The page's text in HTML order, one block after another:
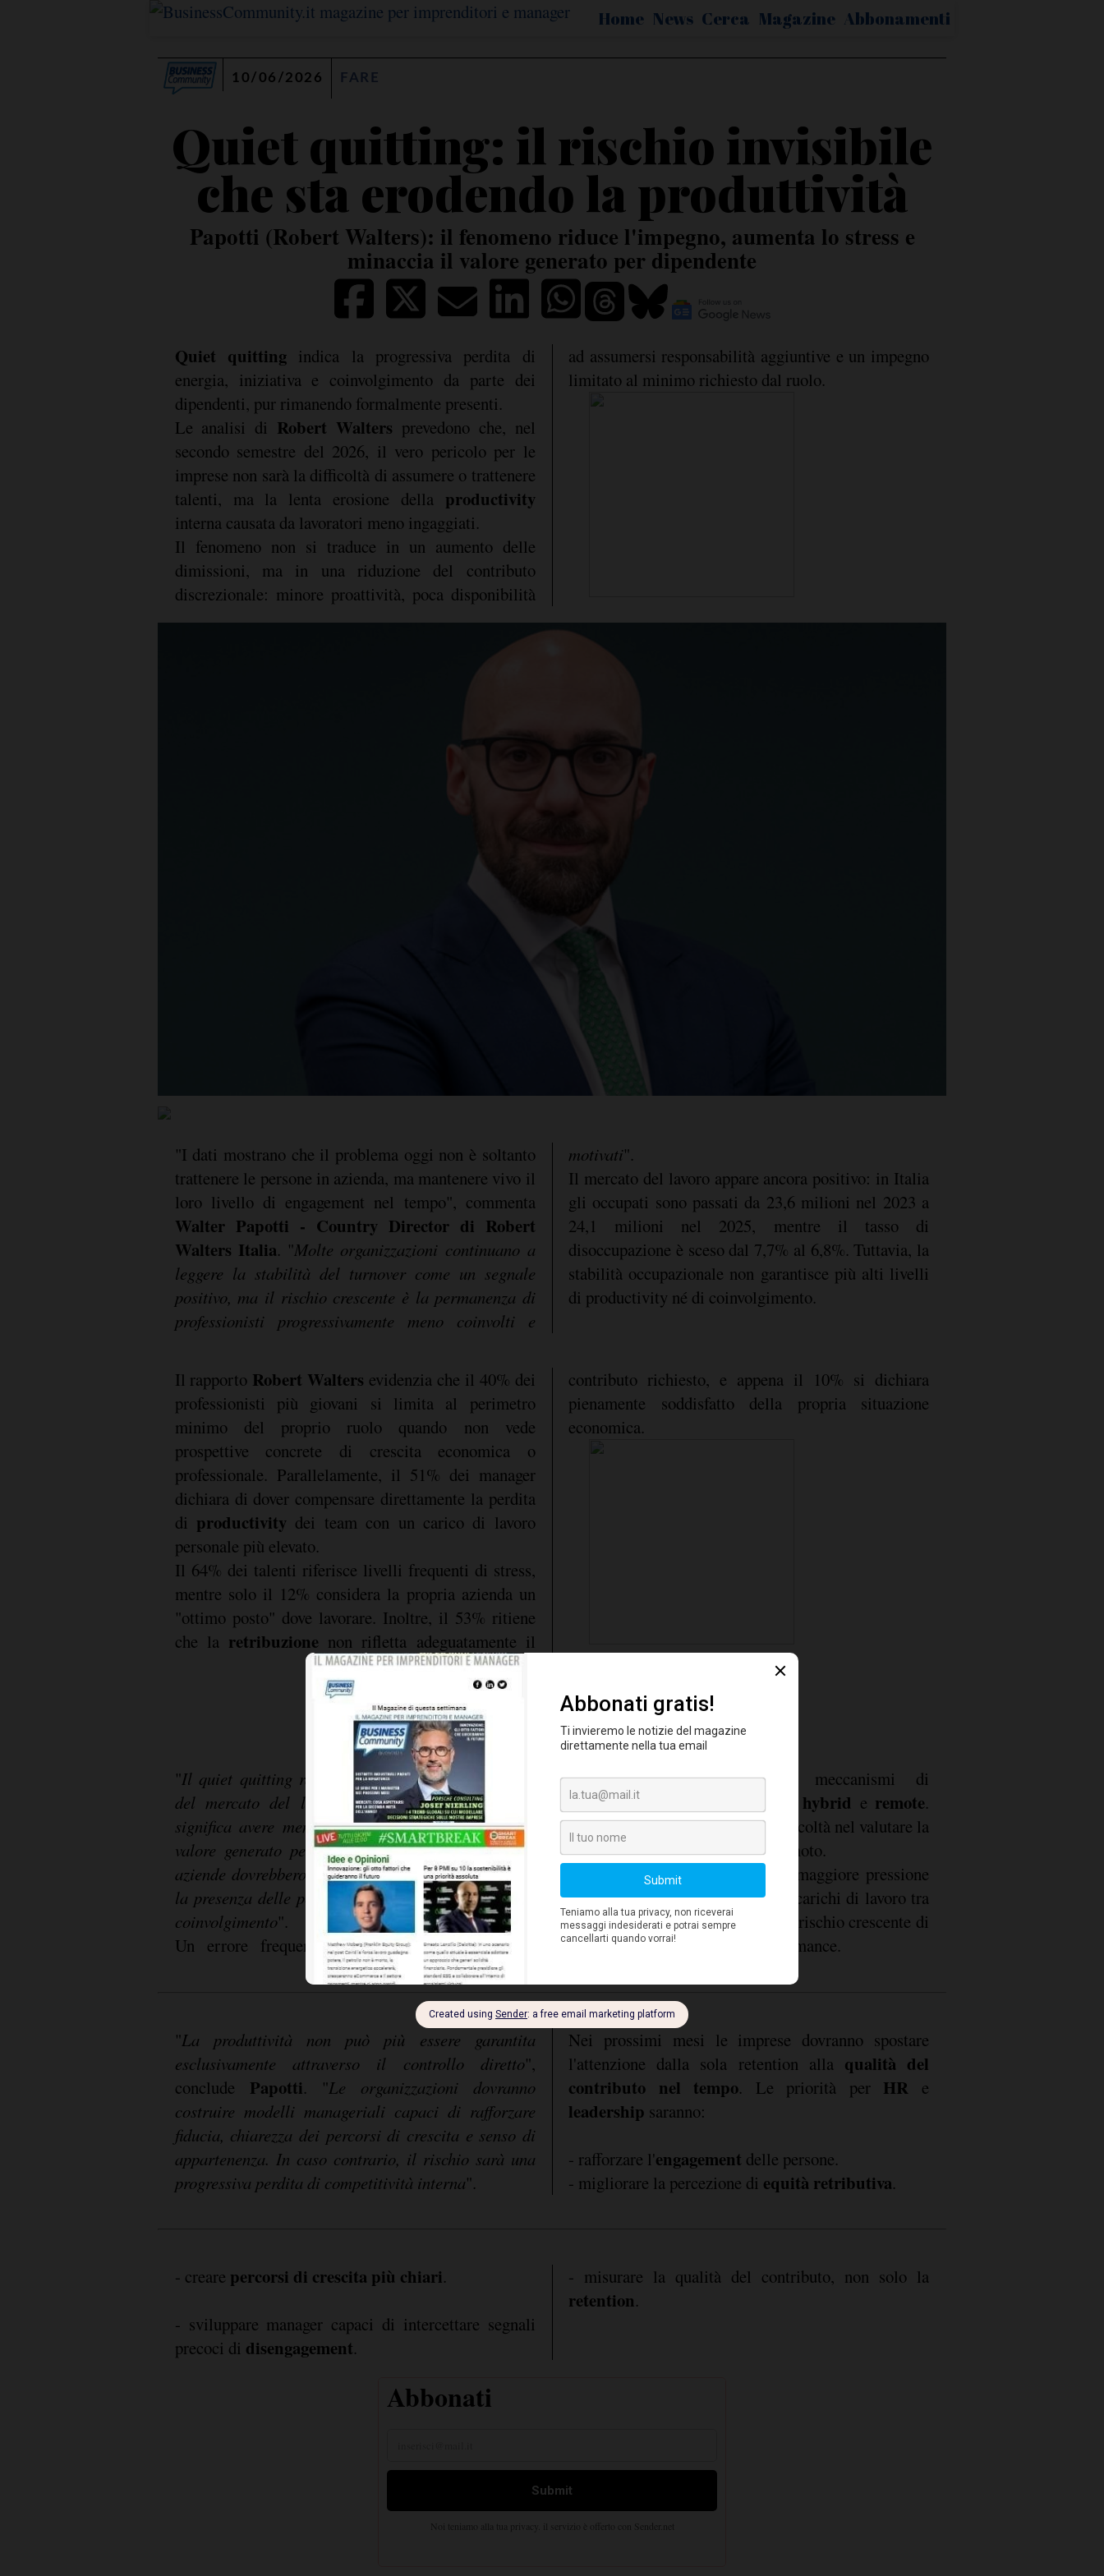
Home News Cerca Magazine Abbonamenti
10/06/2026 FARE
Quiet quitting: il rischio invisibile
che sta erodendo la produttività
Papotti (Robert Walters): il fenomeno riduce l'impegno, aumenta lo stress e
minaccia il valore generato per dipendente
Quiet quittingindica la progressiva perdita di
energia, iniziativa e coinvolgimento da parte dei
dipendenti, pur rimanendo formalmente presenti.
Le analisi di Robert Walters prevedono che, nel
secondo semestre del 2026, il vero pericolo per le
imprese non sarà la difficoltà di assumere o trattenere
talenti, ma la lenta erosione della productivity
interna causata da lavoratori meno ingaggiati.
Il fenomeno non si traduce in un aumento delle
dimissioni, ma in una riduzione del contributo
discrezionale: minore proattività, poca disponibilità
ad assumersi responsabilità aggiuntive e un impegno
limitato al minimo richiesto dal ruolo.
"I dati mostrano che il problema oggi non è soltanto
trattenere le persone in azienda, ma mantenere vivo il
loro livello di engagement nel tempo", commenta
Walter Papotti - Country Director di Robert
Walters Italia. "Molte organizzazioni continuano a
leggere la stabilità del turnover come un segnale
positivo, ma il rischio crescente è la permanenza di
professionisti progressivamente meno coinvolti e
motivati".
Il mercato del lavoro appare ancora positivo: in Italia
gli occupati sono passati da 23,6 milioni nel 2023 a
24,1 milioni nel 2025, mentre il tasso di
disoccupazione è sceso dal 7,7% al 6,8%. Tuttavia, la
stabilità occupazionale non garantisce più alti livelli
di productivity né di coinvolgimento.
Il rapporto Robert Walters evidenzia che il 40% dei
professionisti più giovani si limita al perimetro
minimo del proprio ruolo quando non vede
prospettive concrete di crescita economica o
professionale. Parallelamente, il 51% dei manager
dichiara di dover compensare direttamente la perdita
di productivitydei team con un carico di lavoro
personale più elevato.
Il 64% dei talenti riferisce livelli frequenti di stress,
mentre solo il 12% considera la propria azienda un
"ottimo posto" dove lavorare. Inoltre, il 53% ritiene
che la retribuzione non rifletta adeguatamente il
contributo richiesto, e appena il 10% si dichiara
pienamente soddisfatto della propria situazione
economica.
"Il quiet quitting rappresenta un cambio strutturale
del mercato del lavoro
", proseguePapotti
significa avere meno persone in azienda, ma meno
valore generato per persona. Per questo motivo le
aziende dovrebbero iniziare a misurare non soltanto
la presenza delle persone, ma il loro reale livello di
coinvolgimento".
Un errore frequente è tentare di contrastare il
disengagementaumentando i meccanismi di
controllo, soprattutto in contesti hybrid e remote.
Un terzo dei manager segnala difficoltà nel valutare la
performance reale dei team da remoto.
Le conseguenze si traducono in maggiore pressione
suimanager, polarizzazione dei carichi di lavoro tra
dipendenti più e meno coinvolti e rischio crescente di
burnout per i profili ad alta performance.
"La produttività non può più essere garantita
esclusivamente attraverso il controllo diretto",
conclude Papotti. "Le organizzazioni dovranno
costruire modelli manageriali capaci di rafforzare
fiducia, chiarezza dei percorsi di crescita e senso di
appartenenza. In caso contrario, il rischio sarà una
progressiva perdita di competitività interna".
Nei prossimi mesi le imprese dovranno spostare
l'attenzione dalla sola retention alla qualità del
contributo nel tempo. Le priorità per HR e
leadership saranno:
- rafforzare l'engagement delle persone.
- migliorare la percezione di equità retributiva.
- creare percorsi di crescita più chiari.
- sviluppare manager capaci di intercettare segnali
precoci di disengagement.
- misurare la qualità del contributo, non solo la
retention.